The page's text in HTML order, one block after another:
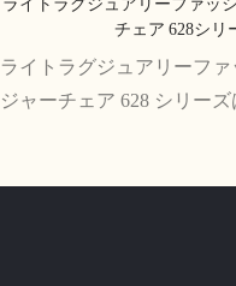
ライトラグジュアリーファッ
チェア 628シリ
ライトラグジュアリーフ
ジャーチェア 628 シリー